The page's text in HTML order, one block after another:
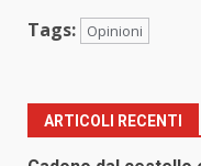
Tags: Opinioni
ARTICOLI RECENTI